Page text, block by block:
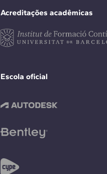
Acreditações acadêmicas
Escola oficial